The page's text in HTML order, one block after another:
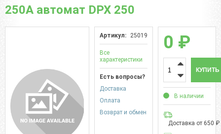
250A автомат DPX 250
Артикул: 25019
Все
характеристики
Есть вопросы?
Доставка
Оплата
Возврат и обмен
0 ₽
КУПИТЬ
В наличии
Доставка от 650 ₽